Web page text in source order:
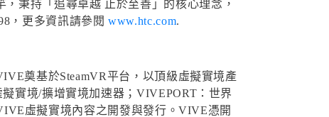
秉持「追尋卓越 止於至善」的核心理念，
，更多資訊請參閱 www.htc.com.
奠基於SteamVR平台，以頂級虛擬實境產
實境/擴增實境加速器；VIVEPORT：世界
虛擬實境內容之開發與發行。VIVE憑開